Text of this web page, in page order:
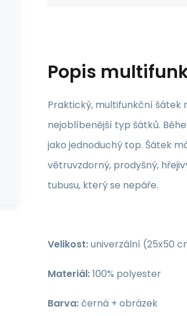
Popis
Praktický, multifunkční šátek
nejoblíbenější typ šátků.
jako jednoduchý top. Šátek
větruvzdorný, prodyšný,
tubusu, který se nepáře.
Velikost:univerzální (25x50
Materiál:100% polyester
Barva:černá + obrázek